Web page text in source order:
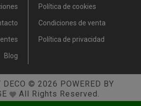
Blog
Política de cookies
Condiciones de venta
Política de privacidad
DECO © 2026 POWERED BY
All Rights Reserved.